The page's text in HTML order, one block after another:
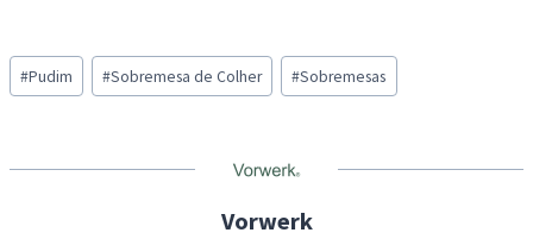
d
i
g
Post
Tags:
#Pudim #Sobremesa de Colher #Sobremesas
Vorwerk